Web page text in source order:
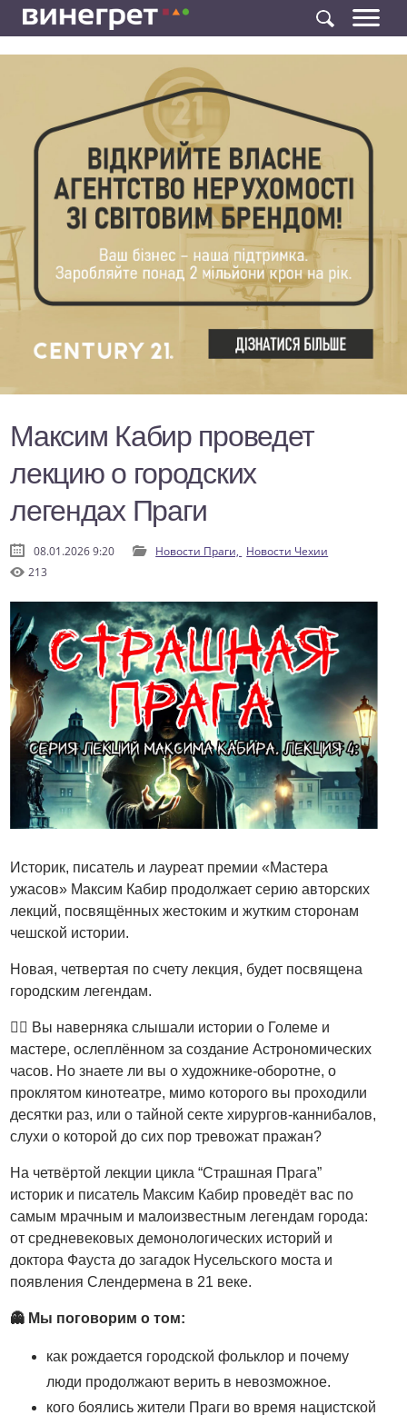
Максим Кабир проведет
лекцию о городских
легендах Праги
08.01.2026 9:20 Новости Праги, Новости Чехии
213
Историк, писатель и лауреат премии «Мастера
ужасов» Максим Кабир продолжает серию авторских
лекций, посвящённых жестоким и жутким сторонам
чешской истории.
Новая, четвертая по счету лекция, будет посвящена
городским легендам.
😵‍💫 Вы наверняка слышали истории о Големе и
мастерe, ослеплённом за создание Астрономических
часов. Но знаете ли вы о художнике-оборотне, о
проклятом кинотеатре, мимо которого вы проходили
десятки раз, или о тайной секте хирургов-каннибалов,
слухи о которой до сих пор тревожат пражан?
На четвёртой лекции цикла “Страшная Прага”
историк и писатель Максим Кабир проведёт вас по
самым мрачным и малоизвестным легендам города:
от средневековых демонологических историй и
доктора Фауста до загадок Нусельского моста и
появления Слендермена в 21 веке.
👻 Мы поговорим о том:
как рождается городской фольклор и почему
люди продолжают верить в невозможное.
кого боялись жители Праги во время нацистской